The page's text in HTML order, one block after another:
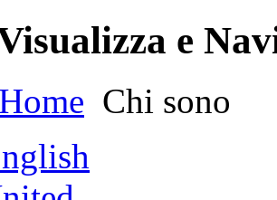
e
Home Chi sono